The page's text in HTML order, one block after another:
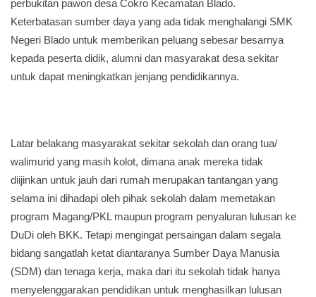
perbukitan pawon desa Cokro Kecamatan Blado.
Keterbatasan sumber daya yang ada tidak menghalangi SMK
Negeri Blado untuk memberikan peluang sebesar besarnya
kepada peserta didik, alumni dan masyarakat desa sekitar
untuk dapat meningkatkan jenjang pendidikannya.
Latar belakang masyarakat sekitar sekolah dan orang tua/
walimurid yang masih kolot, dimana anak mereka tidak
diijinkan untuk jauh dari rumah merupakan tantangan yang
selama ini dihadapi oleh pihak sekolah dalam memetakan
program Magang/PKL maupun program penyaluran lulusan ke
DuDi oleh BKK. Tetapi mengingat persaingan dalam segala
bidang sangatlah ketat diantaranya Sumber Daya Manusia
(SDM) dan tenaga kerja, maka dari itu sekolah tidak hanya
menyelenggarakan pendidikan untuk menghasilkan lulusan